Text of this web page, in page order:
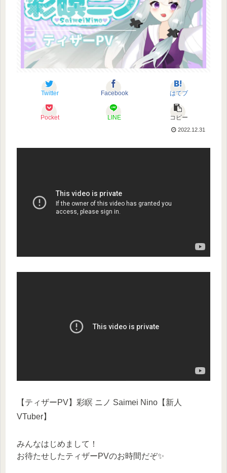
Twitter Facebook はてブ
Pocket LINE コピー
2022.12.31
【ティザーPV】彩瞑 ニノ Saimei Nino【新人
VTuber】
みんなはじめまして！
お待たせしたティザーPVのお時間だぞ✨